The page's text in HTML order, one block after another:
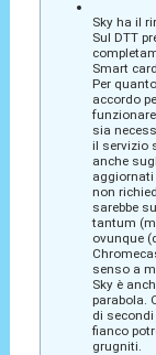
Sky ha il
Sul DTT
Smart
Per
accordo
sia
il servizio
anche
aggiornati
non
sarebbe
tantum
ovunque
senso a
Sky è
parabola.
di
fianco
grugniti.